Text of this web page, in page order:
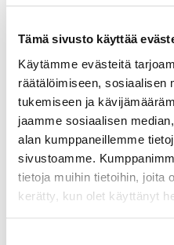
Tämä sivusto käyttää
Käytämme evästeitä
räätälöimiseen, sosiaalisen
tukemiseen ja
jaamme sosiaalisen
alan kumppaneillemme
sivustoamme.
tietoja muihin tietoihin, joita
kerätty, kun olet käyttänyt
Seela Sella
Ruben Stiller